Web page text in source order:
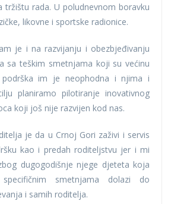
tržištu rada. U poludnevnom boravku
likovne i sportske radionice.
je i na razvijanju i obezbjeđivanju
sa teškim smetnjama koji su većinu
im je neophodna i njima i
planiramo pilotiranje inovativnog
koji još nije razvijen kod nas.
je da u Crnoj Gori zaživi i servis
kao i predah roditeljstvu jer i mi
dugogodišnje njege djeteta koja
smetnjama dolazi do
i samih roditelja.